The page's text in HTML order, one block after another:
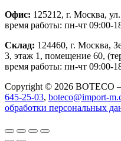
Офис: 125212, г. Москва,
время работы: пн-чт 09:00-
Склад: 124460, г. Москва,
3, этаж 1, помещение 60,
время работы: пн-чт 09:00-
Copyright © 2026
645-25-03, boteco@import-
обработки персональных